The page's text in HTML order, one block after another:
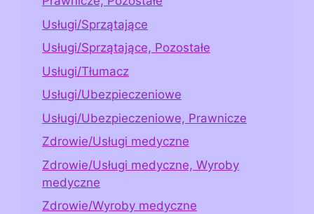
Usługi/Sprzątające
Usługi/Sprzątające, Pozostałe
Usługi/Tłumacz
Usługi/Ubezpieczeniowe
Usługi/Ubezpieczeniowe, Prawnicze
Zdrowie/Usługi medyczne
Zdrowie/Usługi medyczne, Wyroby
medyczne
Zdrowie/Wyroby medyczne